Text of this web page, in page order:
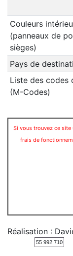
Couleurs
(panneaux de
sièges)
Pays de
Liste des codes
(M-Codes)
Si vous trouvez ce
frais de
Réalisation :
55 992 710